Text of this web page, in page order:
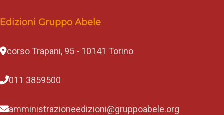
Edizioni Gruppo Abele
corso Trapani, 95 - 10141 Torino
011 3859500
amministrazioneedizioni@gruppoabele.org